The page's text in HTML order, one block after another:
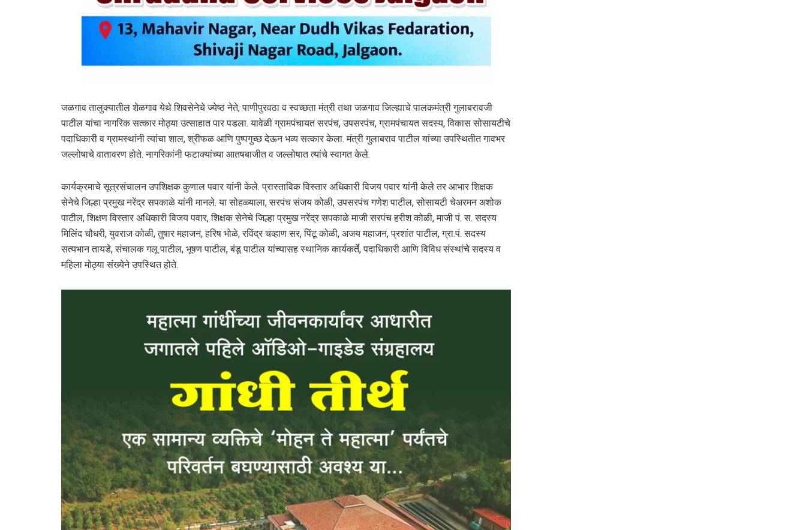
जळगाव तालुक्यातील शेळगाव येथे शिवसेनेचे ज्येष्ठ नेते, पाणीपुरवठा व स्वच्छता मंत्री तथा जळगाव जिल्ह्याचे पालकमंत्री गुलाबरावजी
पाटील यांचा नागरिक सत्कार मोठ्या उत्साहात पार पडला. यावेळी ग्रामपंचायत सरपंच, उपसरपंच, ग्रामपंचायत सदस्य, विकास सोसायटीचे
पदाधिकारी व ग्रामस्थांनी त्यांचा शाल, श्रीफळ आणि पुष्पगुच्छ देऊन भव्य सत्कार केला. मंत्री गुलाबराव पाटील यांच्या उपस्थितीत गावभर
जल्लोषाचे वातावरण होते. नागरिकांनी फटाक्यांच्या आतषबाजीत व जल्लोषात त्यांचे स्वागत केले.
कार्यक्रमाचे सूत्रसंचालन उपशिक्षक कुणाल पवार यांनी केले. प्रास्ताविक विस्तार अधिकारी विजय पवार यांनी केले तर आभार शिक्षक
सेनेचे जिल्हा प्रमुख नरेंद्र सपकाळे यांनी मानले. या सोहळ्याला, सरपंच संजय कोळी, उपसरपंच गणेश पाटील, सोसायटी चेअरमन अशोक
पाटील, शिक्षण विस्तार अधिकारी विजय पवार, शिक्षक सेनेचे जिल्हा प्रमुख नरेंद्र सपकाळे माजी सरपंच हरीश कोळी, माजी पं. स. सदस्य
मिलिंद चौधरी, युवराज कोळी, तुषार महाजन, हरिष भोळे, रविंद्र चव्हाण सर, पिंटू कोळी, अजय महाजन, प्रशांत पाटील, ग्रा.पं. सदस्य
सत्यभान तायडे, संचालक गलू पाटील, भूषण पाटील, बंडू पाटील यांच्यासह स्थानिक कार्यकर्ते, पदाधिकारी आणि विविध संस्थांचे सदस्य व
महिला मोठ्या संख्येने उपस्थित होते.